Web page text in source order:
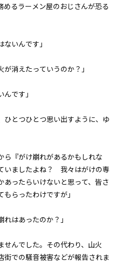
ビューワー設定
フォント
横組み
月１４日：秒殺作戦
１４日：ゴーレム
８月１４日：隠者の家
Summertime Monsters
らいがたき運命の中
るラーメン屋のおじさんが恐る
いんです」
消えたっていうのか？」
です」
とつひとつ思い出すように、ゆ
ら『がけ崩れがあるかもしれな
いましたよね？ 我々はがけの専
あったらいけないと思って、皆さ
らったわけですが」
れはあったのか？」
せんでした。その代わり、山火
街での騒音被害などが報告されま